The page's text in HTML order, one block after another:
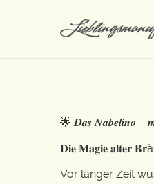
🌟 𝑫𝒂𝒔 𝑵𝒂𝒃𝒆𝒍𝒊𝒏𝒐 –
𝐃𝐢𝐞 𝐌𝐚𝐠𝐢𝐞 𝐚𝐥𝐭𝐞𝐫
Vor langer Zeit